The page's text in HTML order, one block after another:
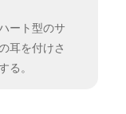
ート型のサ
耳を付けさ
る。